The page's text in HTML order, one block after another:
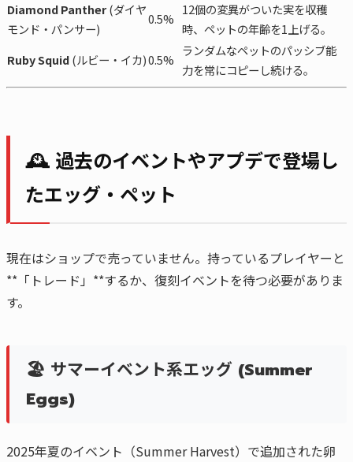
Diamond Panther(ダイヤ
モンド・パンサー)
0.5%
12個の変異がついた実を収穫
時、ペットの年齢を1上げる。
Ruby Squid(ルビー・イカ)0.5%
ランダムなペットのパッシブ能
力を常にコピーし続ける。
🕰️ 過去のイベントやアプデで登場し
たエッグ・ペット
現在はショップで売っていません。持っているプレイヤーと
**「トレード」**するか、復刻イベントを待つ必要がありま
す。
🏖️ サマーイベント系エッグ (Summer
Eggs)
2025年夏のイベント（Summer Harvest）で追加された卵